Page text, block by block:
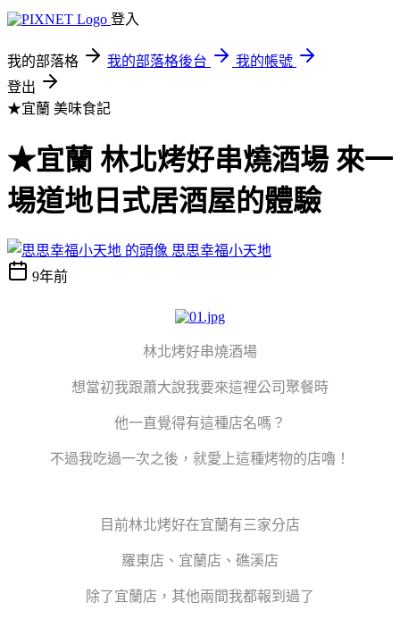
登入
我的部落格 我的部落格後台
我的帳號
登出
★宜蘭 美味食記
★宜蘭 林北烤好串燒酒場 來一
場道地日式居酒屋的體驗
思思幸福小天地
9年前
林北烤好串燒酒場
想當初我跟蕭大說我要來這裡公司聚餐時
他一直覺得有這種店名嗎？
不過我吃過一次之後，就愛上這種烤物的店嚕！
目前林北烤好在宜蘭有三家分店
羅東店、宜蘭店、礁溪店
除了宜蘭店，其他兩間我都報到過了